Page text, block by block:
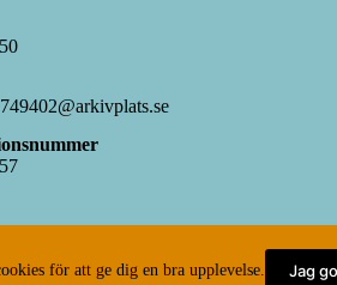
för att ge dig en bra upplevelse. Jag